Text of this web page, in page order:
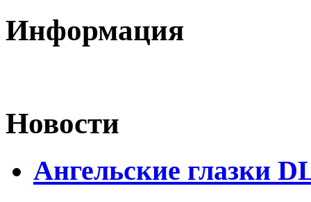
Информация
Новости
Ангельские глазки